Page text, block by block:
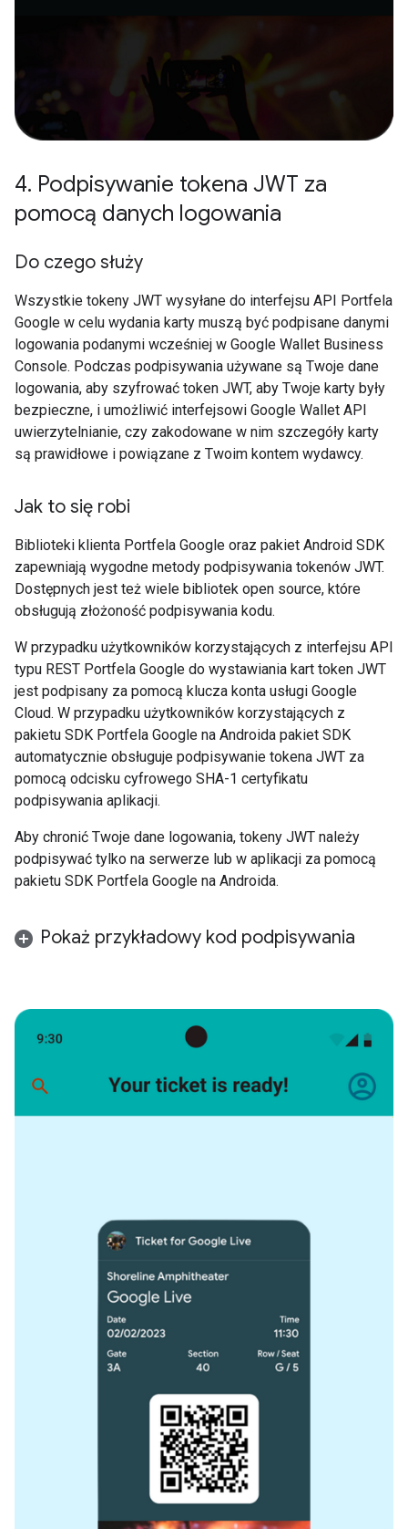
4. Podpisywanie tokena JWT za
pomocą danych logowania
Do czego służy
Wszystkie tokeny JWT wysyłane do interfejsu API Portfela
Google w celu wydania karty muszą być podpisane danymi
logowania podanymi wcześniej w Google Wallet Business
Console. Podczas podpisywania używane są Twoje dane
logowania, aby szyfrować token JWT, aby Twoje karty były
bezpieczne, i umożliwić interfejsowi Google Wallet API
uwierzytelnianie, czy zakodowane w nim szczegóły karty
są prawidłowe i powiązane z Twoim kontem wydawcy.
Jak to się robi
Biblioteki klienta Portfela Google oraz pakiet Android SDK
zapewniają wygodne metody podpisywania tokenów JWT.
Dostępnych jest też wiele bibliotek open source, które
obsługują złożoność podpisywania kodu.
W przypadku użytkowników korzystających z interfejsu API
typu REST Portfela Google do wystawiania kart token JWT
jest podpisany za pomocą klucza konta usługi Google
Cloud. W przypadku użytkowników korzystających z
pakietu SDK Portfela Google na Androida pakiet SDK
automatycznie obsługuje podpisywanie tokena JWT za
pomocą odcisku cyfrowego SHA-1 certyfikatu
podpisywania aplikacji.
Aby chronić Twoje dane logowania, tokeny JWT należy
podpisywać tylko na serwerze lub w aplikacji za pomocą
pakietu SDK Portfela Google na Androida.
Pokaż przykładowy kod podpisywania